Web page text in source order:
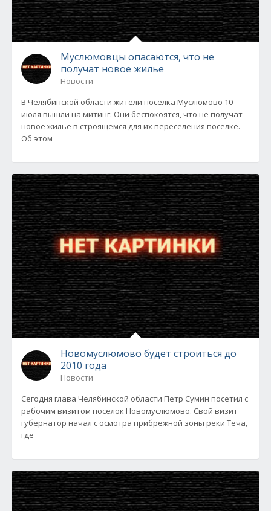
Муслюмовцы опасаются, что не
получат новое жилье
Новости
В Челябинской области жители поселка Муслюмово 10
июля вышли на митинг. Они беспокоятся, что не получат
новое жилье в строящемся для их переселения поселке.
Об этом
Новомуслюмово будет строиться до
2010 года
Новости
Сегодня глава Челябинской области Петр Сумин посетил с
рабочим визитом поселок Новомуслюмово. Свой визит
губернатор начал с осмотра прибрежной зоны реки Теча,
где